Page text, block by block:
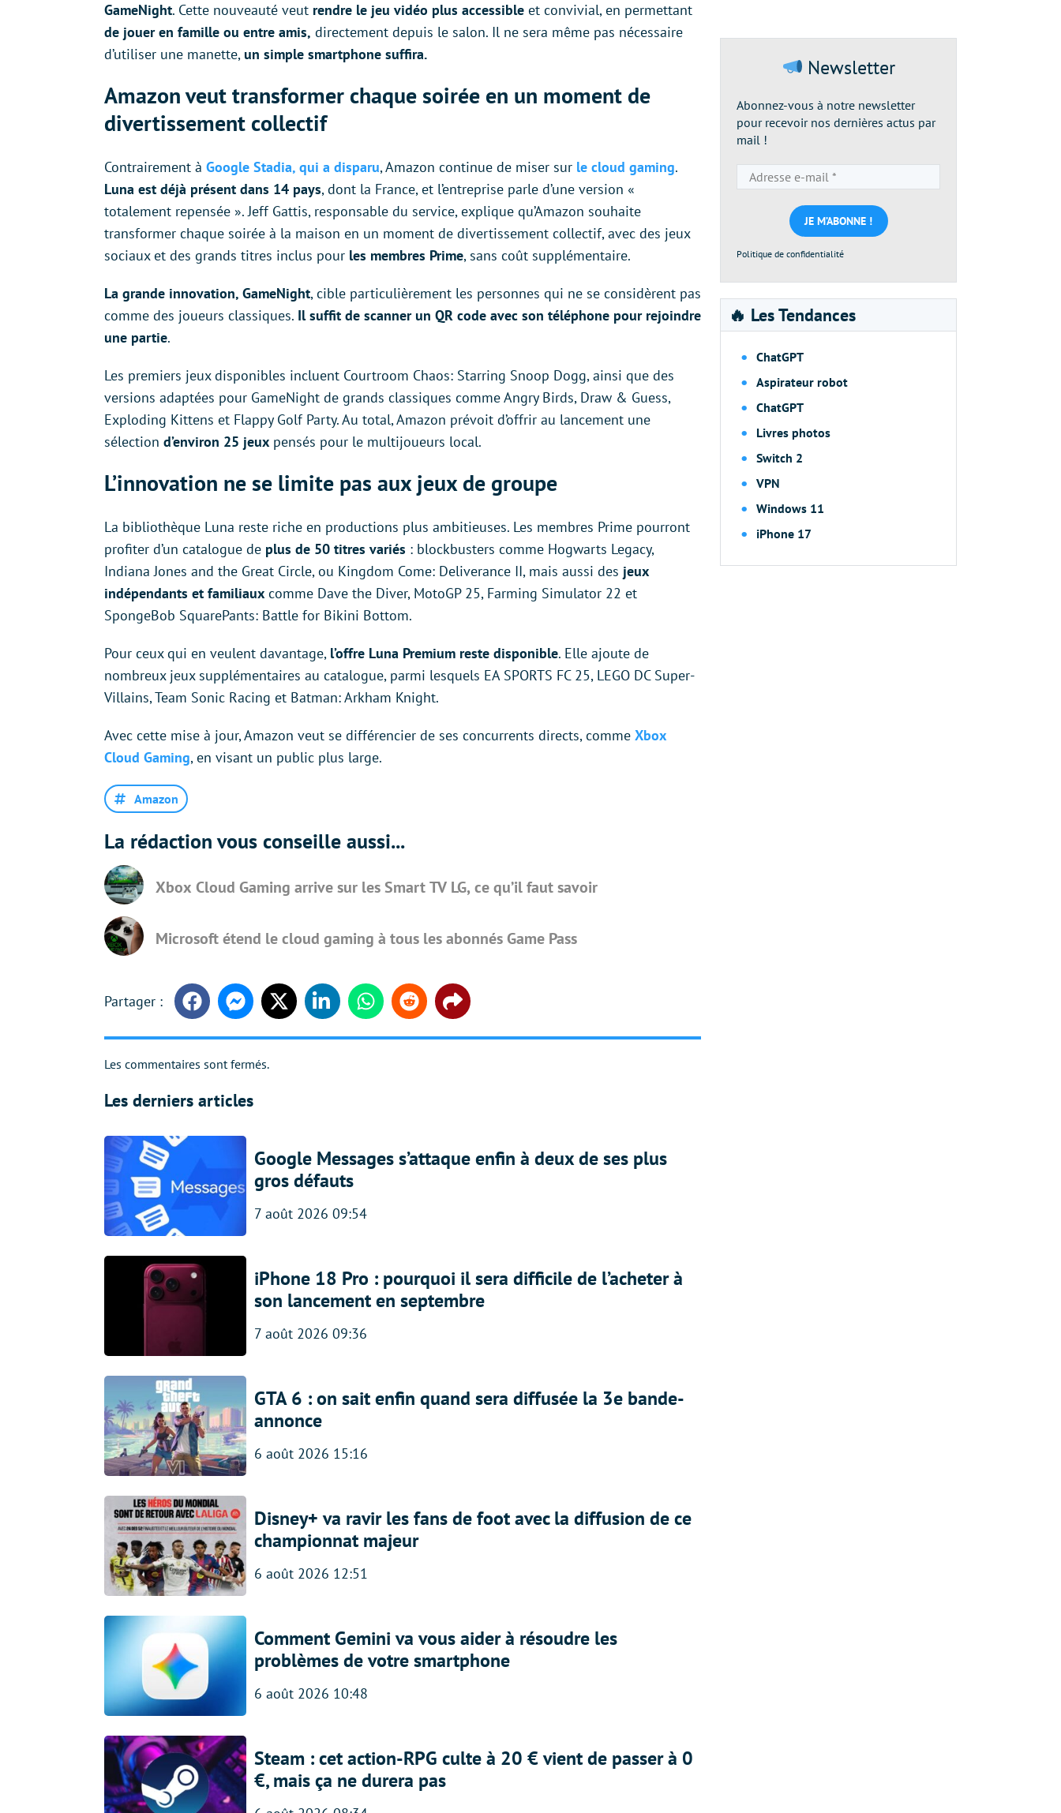
GameNight. Cette nouveauté veut rendre le jeu vidéo plus accessible et convivial, en permettant
de jouer en famille ou entre amis, directement depuis le salon. Il ne sera même pas nécessaire
d’utiliser une manette, un simple smartphone suffira.
Amazon veut transformer chaque soirée en un moment de
divertissement collectif
Contrairement à Google Stadia, qui a disparu, Amazon continue de miser sur le cloud gaming.
Luna est déjà présent dans 14 pays, dont la France, et l’entreprise parle d’une version «
totalement repensée ». Jeff Gattis, responsable du service, explique qu’Amazon souhaite
transformer chaque soirée à la maison en un moment de divertissement collectif, avec des jeux
sociaux et des grands titres inclus pour les membres Prime, sans coût supplémentaire.
La grande innovation, GameNight, cible particulièrement les personnes qui ne se considèrent pas
comme des joueurs classiques. Il suffit de scanner un QR code avec son téléphone pour rejoindre
une partie.
Les premiers jeux disponibles incluent Courtroom Chaos: Starring Snoop Dogg, ainsi que des
versions adaptées pour GameNight de grands classiques comme Angry Birds, Draw & Guess,
Exploding Kittens et Flappy Golf Party. Au total, Amazon prévoit d’offrir au lancement une
sélection d’environ 25 jeux pensés pour le multijoueurs local.
L’innovation ne se limite pas aux jeux de groupe
La bibliothèque Luna reste riche en productions plus ambitieuses. Les membres Prime pourront
profiter d’un catalogue de plus de 50 titres variés : blockbusters comme Hogwarts Legacy,
Indiana Jones and the Great Circle, ou Kingdom Come: Deliverance II, mais aussi des jeux
indépendants et familiaux comme Dave the Diver, MotoGP 25, Farming Simulator 22 et
SpongeBob SquarePants: Battle for Bikini Bottom.
Pour ceux qui en veulent davantage, l’offre Luna Premium reste disponible. Elle ajoute de
nombreux jeux supplémentaires au catalogue, parmi lesquels EA SPORTS FC 25, LEGO DC Super-
Villains, Team Sonic Racing et Batman: Arkham Knight.
Avec cette mise à jour, Amazon veut se différencier de ses concurrents directs, comme Xbox
Cloud Gaming, en visant un public plus large.
Amazon
La rédaction vous conseille aussi...
Xbox Cloud Gaming arrive sur les Smart TV LG, ce qu’il faut savoir
Microsoft étend le cloud gaming à tous les abonnés Game Pass
FacebookMessengerTwitter LinkedinWhatsappReddit Share
Les commentaires sont fermés.
Les derniers articles
Google Messages s’attaque enfin à deux de ses plus
gros défauts
7 août 2026 09:54
iPhone 18 Pro : pourquoi il sera difficile de l’acheter à
son lancement en septembre
7 août 2026 09:36
GTA 6 : on sait enfin quand sera diffusée la 3e bande-
annonce
6 août 2026 15:16
Disney+ va ravir les fans de foot avec la diffusion de ce
championnat majeur
6 août 2026 12:51
Comment Gemini va vous aider à résoudre les
problèmes de votre smartphone
6 août 2026 10:48
Steam : cet action-RPG culte à 20 € vient de passer à 0
€, mais ça ne durera pas
Newsletter
Abonnez-vous à notre newsletter
pour recevoir nos dernières actus par
mail !
e-
mail
*
Politique de confidentialité
🔥 Les Tendances
ChatGPT
Aspirateur robot
ChatGPT
Livres photos
Switch 2
VPN
Windows 11
iPhone 17